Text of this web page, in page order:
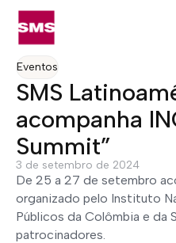
Eventos
SMS
acompanha
Summit”
3 de setembro de 2024
De 25 a 27 de setembro
organizado pelo Instituto
Públicos da Colômbia e da
patrocinadores.